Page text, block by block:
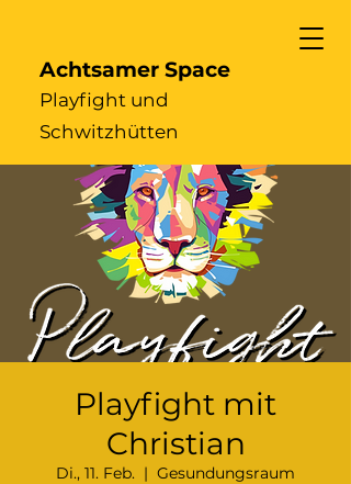
Achtsamer Space
Playfight und
Schwitzhütten
Playfight mit
Christian
Di., 11. Feb.
  |
Gesundungsraum